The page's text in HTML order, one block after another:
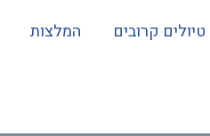
טיולים קרובים המלצות